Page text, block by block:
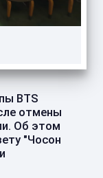
BTS
отмены
Об этом
"Чосон